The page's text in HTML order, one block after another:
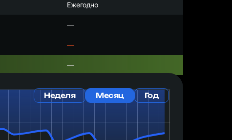
Ежегодно
—
—
—
Неделя Месяц Год